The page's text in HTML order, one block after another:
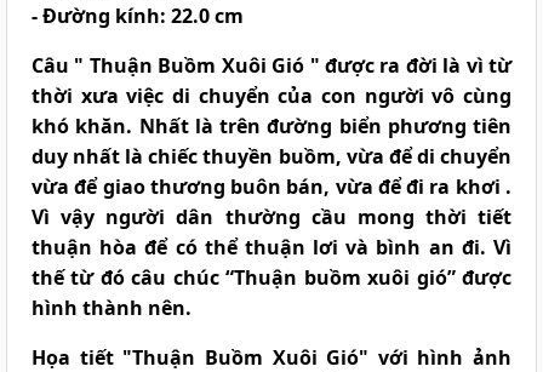
- Đường kính: 22.0 cm
Câu " Thuận Buồm Xuôi Gió " được ra đời là vì từ
thời xưa việc di chuyển của con người vô cùng
khó khăn. Nhất là trên đường biển phương tiên
duy nhất là chiếc thuyền buồm, vừa để di chuyển
vừa để giao thương buôn bán, vừa để đi ra khơi .
Vì vậy người dân thường cầu mong thời tiết
thuận hòa để có thể thuận lơi và bình an đi. Vì
thế từ đó câu chúc “Thuận buồm xuôi gió” được
hình thành nên.
Họa tiết "Thuận Buồm Xuôi Gió" với hình ảnh